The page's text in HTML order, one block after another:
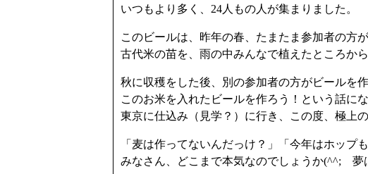
いつもより多く、24人もの人が集まりました。
このビールは、昨年の春、たまたま参加者の方
古代米の苗を、雨の中みんなで植えたところから
秋に収穫をした後、別の参加者の方がビールを
このお米を入れたビールを作ろう！という話に
東京に仕込み（見学？）に行き、この度、極上
「麦は作ってないんだっけ？」「今年はホップ
みなさん、どこまで本気なのでしょうか(^^; 夢